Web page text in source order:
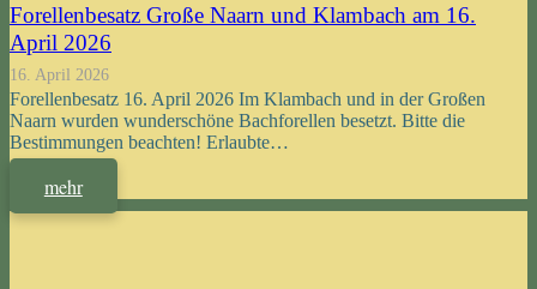
Forellenbesatz Große Naarn und Klambach am 16.
April 2026
16. April 2026
Forellenbesatz 16. April 2026 Im Klambach und in der Großen
Naarn wurden wunderschöne Bachforellen besetzt. Bitte die
Bestimmungen beachten! Erlaubte…
mehr